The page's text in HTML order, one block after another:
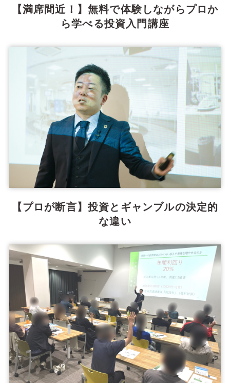
【満席間近！】無料で体験しながらプロか
ら学べる投資入門講座
【プロが断言】投資とギャンブルの決定的
な違い